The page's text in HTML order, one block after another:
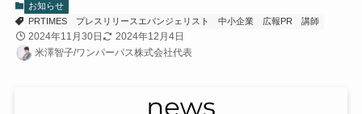
お知らせ
PRTIMES
プレスリリースエバンジェリスト 中小企業 広報PR 講師
2024年11月30日
2024年12月4日
米澤智子/ワンパーパス株式会社代表